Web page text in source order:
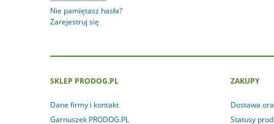
Nie pamiętasz hasła?
Zarejestruj się
SKLEP PRODOG.PL
Dane firmy i kontakt
Garnuszek PRODOG.PL
ZAKUPY
Dostawa
Statusy